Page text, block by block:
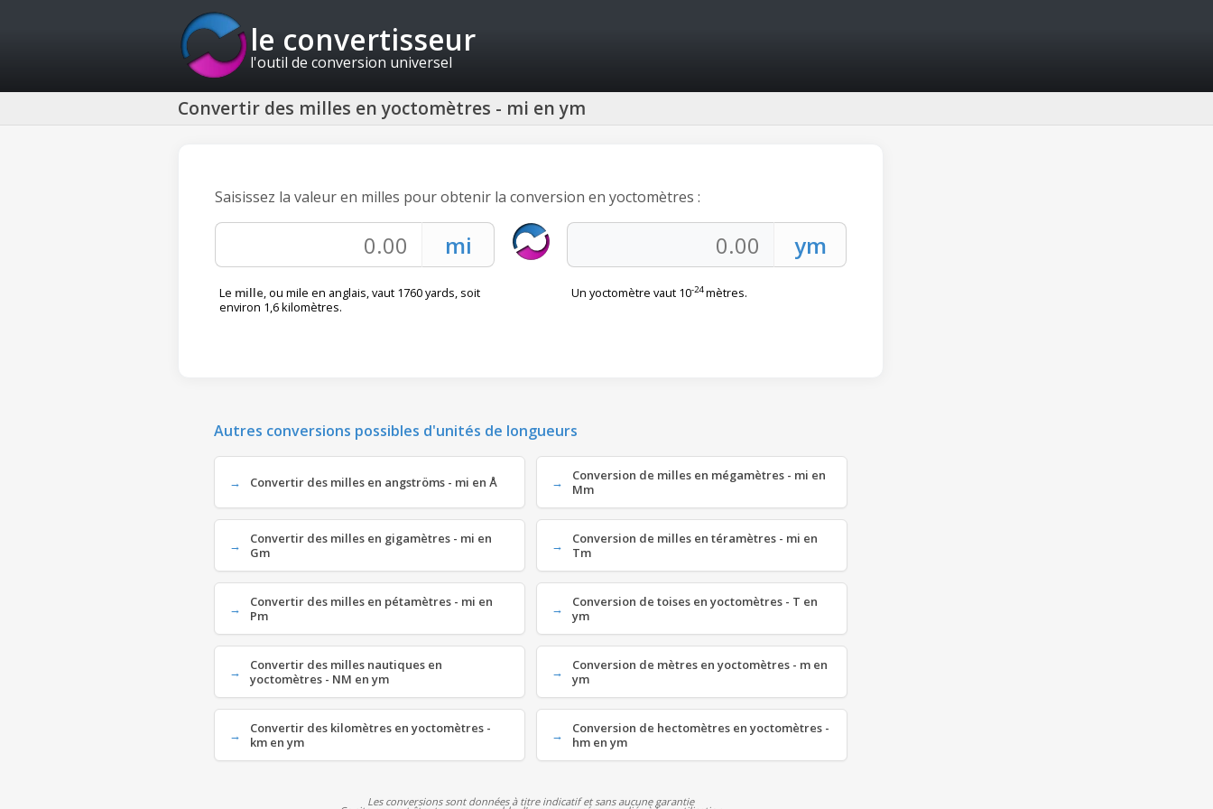
le convertisseur
l'outil de conversion universel
Convertir des milles en yoctomètres - mi en ym
Saisissez la valeur en milles pour obtenir la conversion en yoctomètres :
Le mille, ou mile en anglais, vaut 1760 yards, soit
environ 1,6 kilomètres.
Un yoctomètre vaut 10-24mètres.
Autres conversions possibles d'unités de longueurs
Convertir des milles en angströms - mi en Å
Conversion de milles en mégamètres - mi en
Mm
Convertir des milles en gigamètres - mi en
Gm
Conversion de milles en téramètres - mi en
Tm
Convertir des milles en pétamètres - mi en
Pm
Conversion de toises en yoctomètres - T en
ym
Convertir des milles nautiques en
yoctomètres - NM en ym
Conversion de mètres en yoctomètres - m en
ym
Convertir des kilomètres en yoctomètres -
km en ym
Conversion de hectomètres en yoctomètres -
hm en ym
Les conversions sont données à titre indicatif et sans aucune garantie